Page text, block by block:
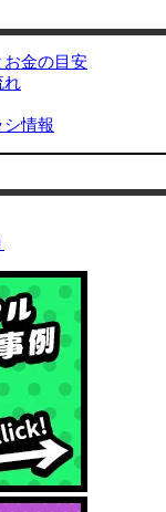
金の目安
れ
シ情報